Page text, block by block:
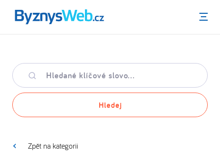
Menu
Hledané
klíčové
slovo
Hledej
Zpět na kategorii